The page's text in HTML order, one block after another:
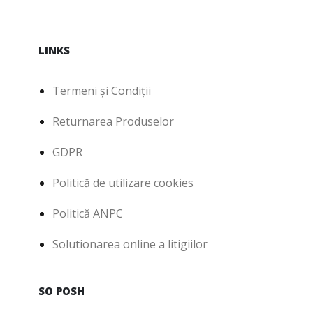
LINKS
Termeni și Condiții
Returnarea Produselor
GDPR
Politică de utilizare cookies
Politică ANPC
Solutionarea online a litigiilor
SO POSH